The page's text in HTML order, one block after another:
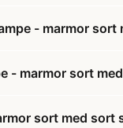
- marmor
- marmor sort
sort med sort